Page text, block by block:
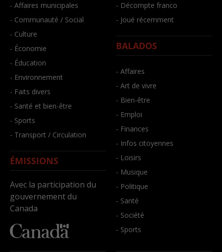
- Affaires municipales
- Communauté / Social
- Culture
- Économie
- Éducation
- Environnement
- Faits divers
- Santé et bien-être
- Sports
- Transport / Circulation
ÉMISSIONS
Avec la participation du
gouvernement du
Canada
- Décompte franco
- Joué récemment
BALADOS
- Affaires
- Art de vivre
- Bien-être
- Emploi
- Finances
- Infos citoyennes
- Loisirs
- Musique
- Politique
- Santé
- Société
- Sports